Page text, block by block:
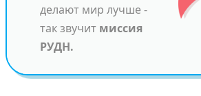
делают мир лучше -
так звучит миссия
РУДН.